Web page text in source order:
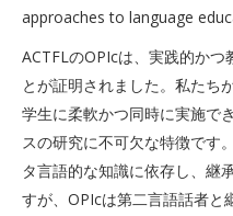
approaches to language
ACTFLのOPIcは、実践的かつ
とが証明されました。私たち
学生に柔軟かつ同時に実施で
スの研究に不可欠な特徴です
タ言語的な知識に依存し、継
すが、OPIcは第二言語話者と